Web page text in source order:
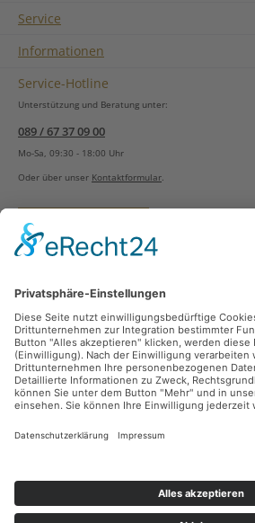
Service
Informationen
Service-Hotline
Unterstützung und Beratung unter:
089 / 67 37 09 00
Mo-Sa, 09:30 - 18:00 Uhr
Oder über unser Kontaktformular.
Vertrag widerrufen
Zahlungsarten
Sicher Einkaufen
Ladengeschäft
Newsletter
Facebook Instagram